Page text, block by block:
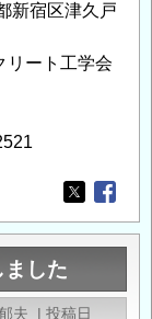
宿区津久戸
ート工学会
Opens in
した
夫 | 投稿日